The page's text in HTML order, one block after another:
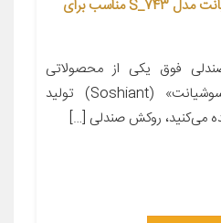
روکش صندلی خودرو سوشیانت مدل S_743 مناسب برای
فوق یکی از محصولاتی
است,که گروه صنعتی «سوشیانت» (Soshiant) تولید
می‌کنید، روکش صندلی […]